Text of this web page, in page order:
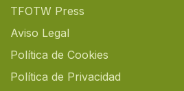
TFOTW Press
Aviso Legal
Política de Cookies
Política de Privacidad